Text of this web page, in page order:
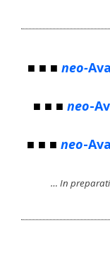
■ ■ ■ neo-
■ ■ ■ neo-
■ ■ ■ neo-
… In